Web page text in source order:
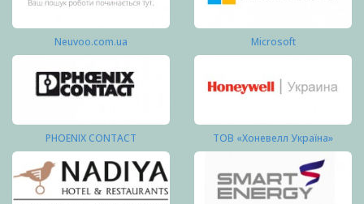
Neuvoo.com.ua Microsoft
PHOENIX CONTACT ТОВ «Хоневелл Україна»